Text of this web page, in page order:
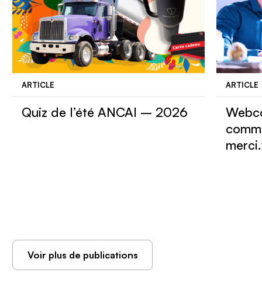
ARTICLE
Quiz de l’été ANCAI – 2026
ARTICLE
Voir plus de publications